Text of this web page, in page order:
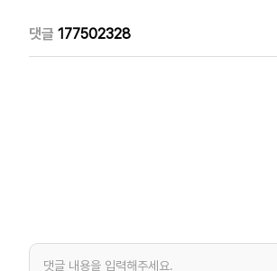
댓글 177502328